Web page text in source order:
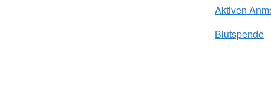
Aktiven
Blutspende